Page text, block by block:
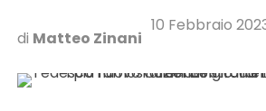
di Matteo Zinani
10 Febbraio